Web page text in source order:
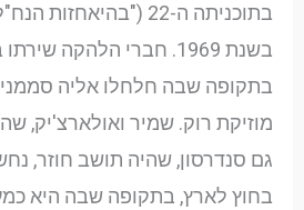
בתוכניתה ה-22
בשנת 1969. חברי הלהקה
בתקופה שבה חלחלו אליה
מוזיקת רוק. שמיר ואולארצ'יק,
גם סנדרסון, שהיה תושב חוזר,
בחוץ לארץ, בתקופה שבה היא